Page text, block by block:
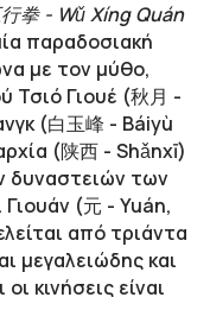
拳 - Wǔ Xíng Quán
παραδοσιακή
με τον μύθο,
Τσιό Γιουέ (秋月 -
(白玉峰 - Báiyù
(陕西 - Shǎnxī)
δυναστειών των
Γιουάν (元 - Yuán,
από τριάντα
μεγαλειώδης και
κινήσεις είναι